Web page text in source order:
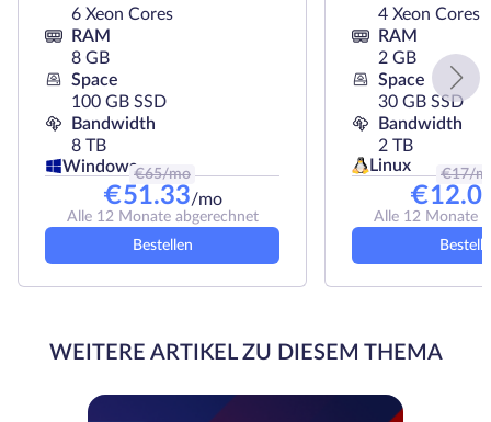
6 Xeon Cores
RAM
8 GB
Space
100 GB SSD
Bandwidth
8 TB
Windows€65/mo
€51.33/mo
Alle 12 Monate abgerechnet
Bestellen
4 Xeon Cores
RAM
2 GB
Space
30 GB SSD
Bandwidth
2 TB
Linux
€17/
€
Alle 12 Monate
WEITERE ARTIKEL ZU DIESEM THEMA